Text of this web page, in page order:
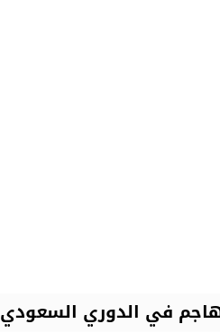
في الدوري السعودي 2025